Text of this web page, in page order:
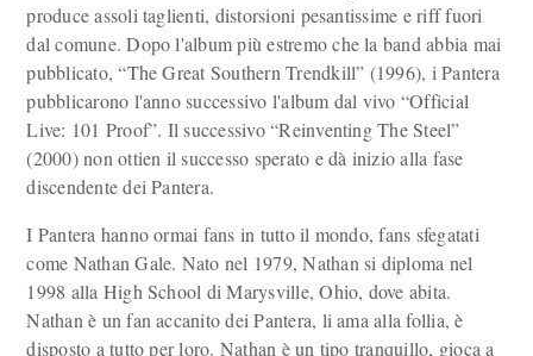
produce assoli taglienti, distorsioni pesantissime e riff fuori
dal comune. Dopo l'album più estremo che la band abbia mai
pubblicato, “The Great Southern Trendkill” (1996), i Pantera
pubblicarono l'anno successivo l'album dal vivo “Official
Live: 101 Proof”. Il successivo “Reinventing The Steel”
(2000) non ottien il successo sperato e dà inizio alla fase
discendente dei Pantera.
I Pantera hanno ormai fans in tutto il mondo, fans sfegatati
come Nathan Gale. Nato nel 1979, Nathan si diploma nel
1998 alla High School di Marysville, Ohio, dove abita.
Nathan è un fan accanito dei Pantera, li ama alla follia, è
disposto a tutto per loro. Nathan è un tipo tranquillo, gioca a